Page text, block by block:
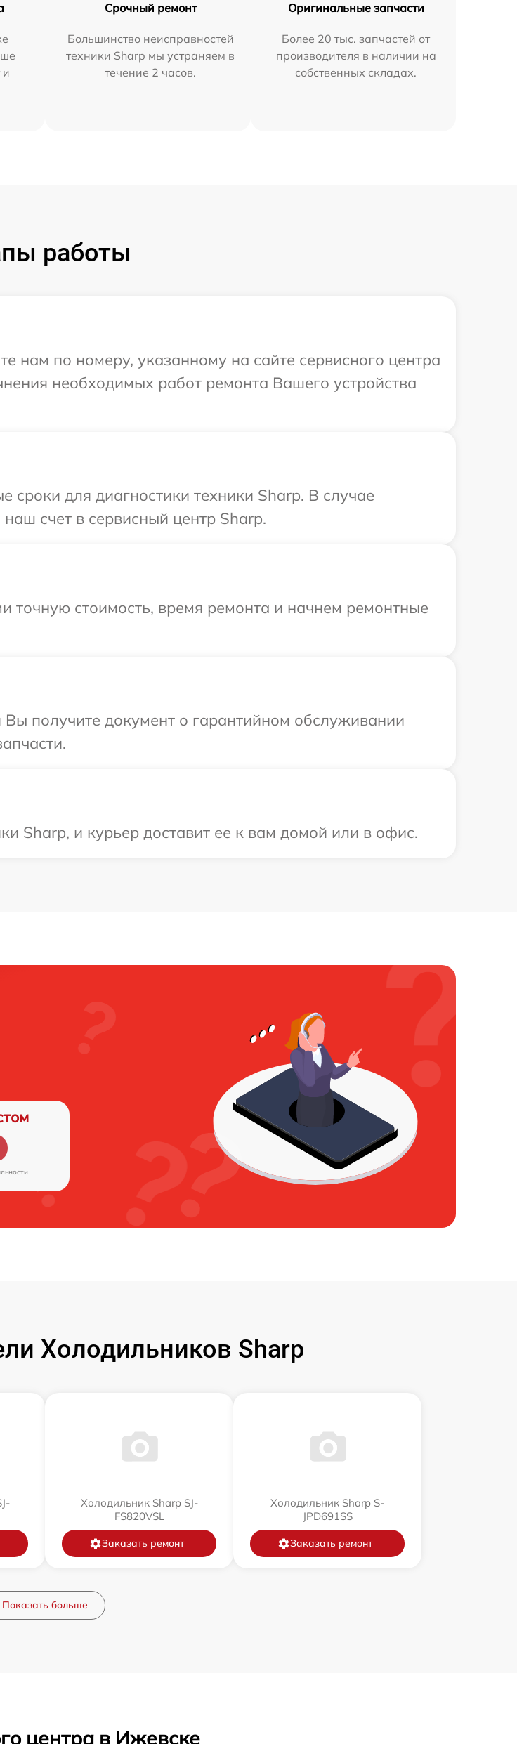
и
Срочный ремонт
Большинство неисправностей
техники Sharp мы устраняем в
течение 2 часов.
Оригинальные запчасти
Более 20 тыс. запчастей от
производителя в наличии на
собственных складах.
работы
нам по номеру, указанному на сайте сервисного центра
необходимых работ ремонта Вашего устройства
для диагностики техники Sharp. В случае
счет в сервисный центр Sharp.
точную стоимость, время ремонта и начнем ремонтные
получите документ о гарантийном обслуживании
Sharp, и курьер доставит ее к вам домой или в офис.
Холодильников Sharp
Холодильник Sharp SJ-
FS820VSL
Заказать ремонт
Холодильник Sharp S-
JPD691SS
Заказать ремонт
Показать больше
центра в Ижевске